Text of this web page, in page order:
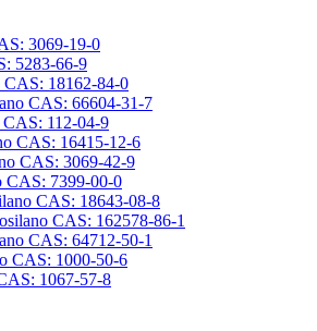
3069-19-0
5283-66-9
18162-84-0
CAS: 66604-31-7
112-04-9
CAS: 16415-12-6
CAS: 3069-42-9
CAS: 7399-00-0
CAS: 18643-08-8
CAS: 162578-86-1
CAS: 64712-50-1
CAS: 1000-50-6
1067-57-8